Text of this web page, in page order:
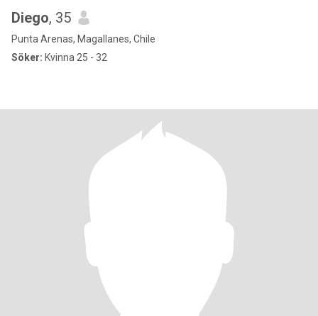
Diego, 35
Punta Arenas, Magallanes, Chile
Söker: Kvinna 25 - 32